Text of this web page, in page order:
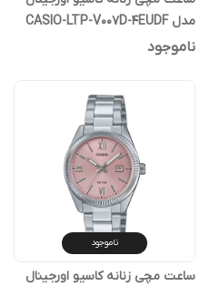
مدل CASIO-LTP-V007D-4EUDF
ناموجود
ناموجود
ساعت مچی زنانه کاسیو اورجینال